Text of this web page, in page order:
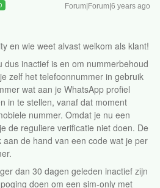
Forum|Forum|6 years ago
en wie weet alvast welkom als klant!
dus inactief is en om nummerbehoud
zelf het telefoonnummer in gebruik
wat aan je WhatsApp profiel
in te stellen, vanaf dat moment
nummer. Omdat je nu een
de reguliere verificatie niet doen. De
de hand van een code wat je per
dan 30 dagen geleden inactief zijn
doen om een sim-only met